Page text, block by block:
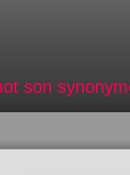
son